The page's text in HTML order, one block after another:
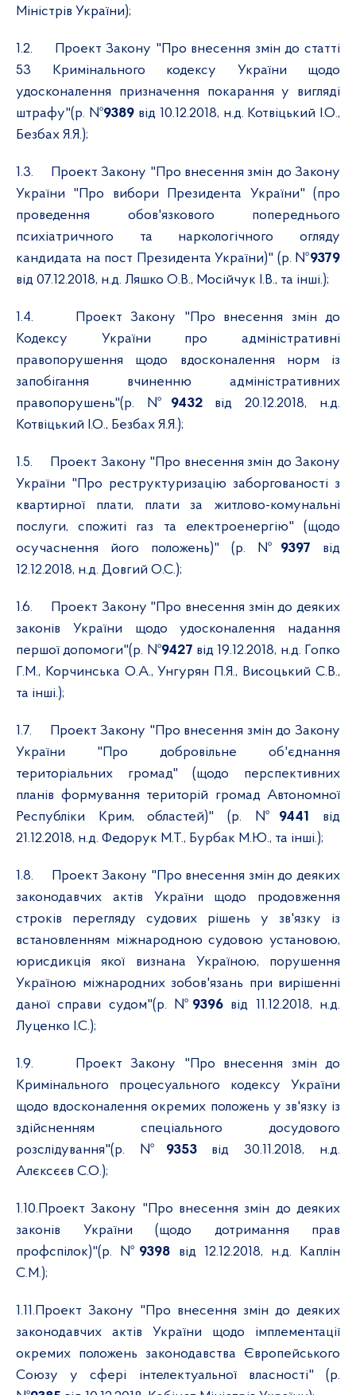
Міністрів України);
1.2.
Проект Закону "Про внесення змін до статті
53 Кримінального кодексу України щодо
удосконалення призначення покарання у вигляді
штрафу"(р. №9389 від 10.12.2018, н.д. Котвіцький І.О.,
Безбах Я.Я.);
1.3.
Проект Закону "Про внесення змін до Закону
України "Про вибори Президента України" (про
проведення обов'язкового попереднього
психіатричного та наркологічного огляду
кандидата на пост Президента України)" (р. №9379
від 07.12.2018, н.д. Ляшко О.В., Мосійчук І.В., та інші.);
1.4.
Проект Закону "Про внесення змін до
Кодексу України про адміністративні
правопорушення щодо вдосконалення норм із
запобігання вчиненню адміністративних
правопорушень"(р. № 9432від 20.12.2018, н.д.
Котвіцький І.О., Безбах Я.Я.);
1.5.
Проект Закону "Про внесення змін до Закону
України "Про реструктуризацію заборгованості з
квартирної плати, плати за житлово-комунальні
послуги, спожиті газ та електроенергію" (щодо
осучаснення його положень)" (р. № 9397 від
12.12.2018, н.д. Довгий О.С.);
1.6.
Проект Закону "Про внесення змін до деяких
законів України щодо удосконалення надання
першої допомоги"(р. №9427 від 19.12.2018, н.д. Гопко
Г.М., Корчинська О.А., Унгурян П.Я., Висоцький С.В.,
та інші.);
1.7.
Проект Закону "Про внесення змін до Закону
України "Про добровільне об'єднання
територіальних громад" (щодо перспективних
планів формування територій громад Автономної
Республіки Крим, областей)" (р. № 9441
від
21.12.2018, н.д. Федорук М.Т., Бурбак М.Ю., та інші.);
1.8.
Проект Закону "Про внесення змін до деяких
законодавчих актів України щодо продовження
строків перегляду судових рішень у зв'язку із
встановленням міжнародною судовою установою,
юрисдикція якої визнана Україною, порушення
Україною міжнародних зобов'язань при вирішенні
даної справи судом"(р. № 9396 від 11.12.2018, н.д.
Луценко І.С.);
1.9.
Проект Закону "Про внесення змін до
Кримінального процесуального кодексу України
щодо вдосконалення окремих положень у зв'язку із
здійсненням спеціального досудового
розслідування"(р. № 9353від 30.11.2018, н.д.
Алєксєєв С.О.);
1.10. Проект Закону "Про внесення змін до деяких
законів України (щодо дотримання прав
профспілок)"(р. № 9398 від 12.12.2018, н.д. Каплін
С.М.);
1.11. Проект Закону "Про внесення змін до деяких
законодавчих актів України щодо імплементації
окремих положень законодавства Європейського
Союзу у сфері інтелектуальної власності" (р.